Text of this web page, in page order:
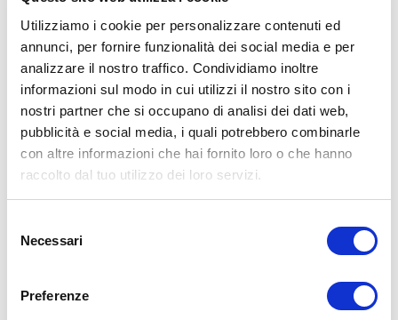
Utilizziamo i cookie per personalizzare contenuti ed
annunci, per fornire funzionalità dei social media e per
analizzare il nostro traffico. Condividiamo inoltre
informazioni sul modo in cui utilizzi il nostro sito con i
nostri partner che si occupano di analisi dei dati web,
pubblicità e social media, i quali potrebbero combinarle
con altre informazioni che hai fornito loro o che hanno
raccolto dal tuo utilizzo dei loro servizi.
delNecessari
Preferenze
ALLENATI CON ME!